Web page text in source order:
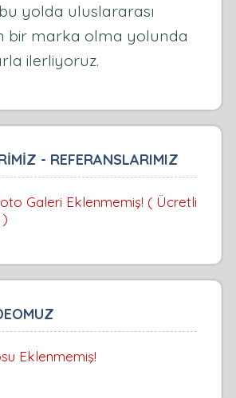
yolda uluslararası
bir marka olma yolunda
ilerliyoruz.
- REFERANSLARIMIZ
Galeri Eklenmemiş! ( Ücretli
Eklenmemiş!